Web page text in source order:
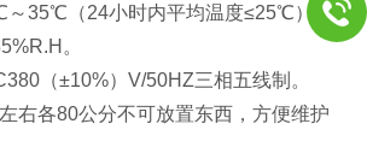
～35℃（24小时内平均温度≤25℃）。
。
（±10%）V/50HZ三相五线制。
右各80公分不可放置东西，方便维护